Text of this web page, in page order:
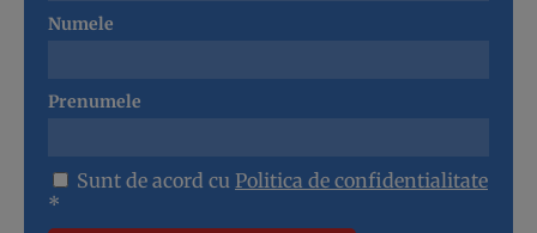
Numele
Prenumele
Sunt de acord cu Politica de confidentialitate
*